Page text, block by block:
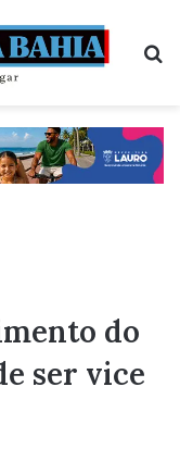
do
ser vice